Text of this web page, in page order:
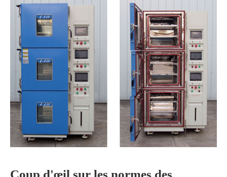
Coup d'œil sur les normes des